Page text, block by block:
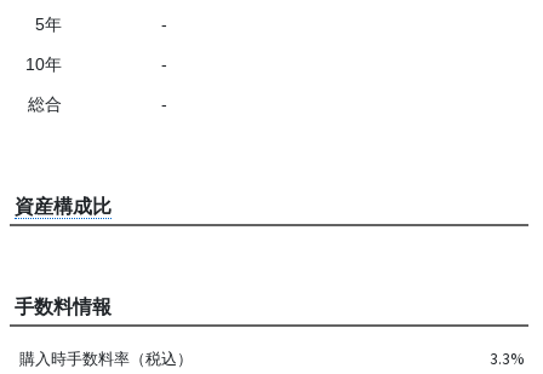
5年 -
10年 -
総合 -
資産構成比
手数料情報
購入時手数料率（税込） 3.3%